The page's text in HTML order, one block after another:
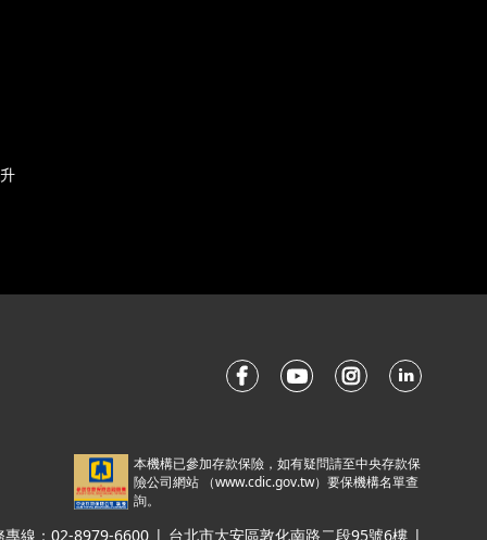
本機構已參加存款保險，如有疑問請至中央存款保
險公司網站 （www.cdic.gov.tw）要保機構名單查
詢。
專線：02-8979-6600 | 台北市大安區敦化南路二段95號6樓 |